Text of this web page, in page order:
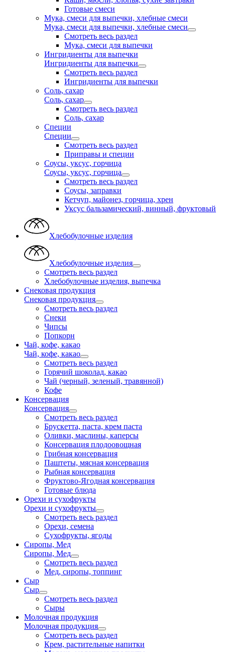
Готовые смеси
Мука, смеси для выпечки, хлебные смеси
Мука, смеси для выпечки, хлебные смеси
Смотреть весь раздел
Мука, смеси для выпечки
Ингридиенты для выпечки
Ингридиенты для выпечки
Смотреть весь раздел
Ингридиенты для выпечки
Соль, сахар
Соль, сахар
Смотреть весь раздел
Соль, сахар
Специи
Специи
Смотреть весь раздел
Приправы и специи
Соусы, уксус, горчица
Соусы, уксус, горчица
Смотреть весь раздел
Соусы, заправки
Кетчуп, майонез, горчица, хрен
Уксус бальзамический, винный, фруктовый
Хлебобулочные изделия
Хлебобулочные изделия
Смотреть весь раздел
Хлебобулочные изделия, выпечка
Снековая продукция
Снековая продукция
Смотреть весь раздел
Снеки
Чипсы
Попкорн
Чай, кофе, какао
Чай, кофе, какао
Смотреть весь раздел
Горячий шоколад, какао
Чай (черный, зеленый, травянной)
Кофе
Консервация
Консервация
Смотреть весь раздел
Брускетта, паста, крем паста
Оливки, маслины, каперсы
Консервация плодоовощная
Грибная консервация
Паштеты, мясная консервация
Рыбная консервация
Фруктово-Ягодная консервация
Готовые блюда
Орехи и сухофрукты
Орехи и сухофрукты
Смотреть весь раздел
Орехи, семена
Сухофрукты, ягоды
Сиропы, Мед
Сиропы, Мед
Смотреть весь раздел
Мед, сиропы, топпинг
Сыр
Сыр
Смотреть весь раздел
Сыры
Молочная продукция
Молочная продукция
Смотреть весь раздел
Крем, растительные напитки